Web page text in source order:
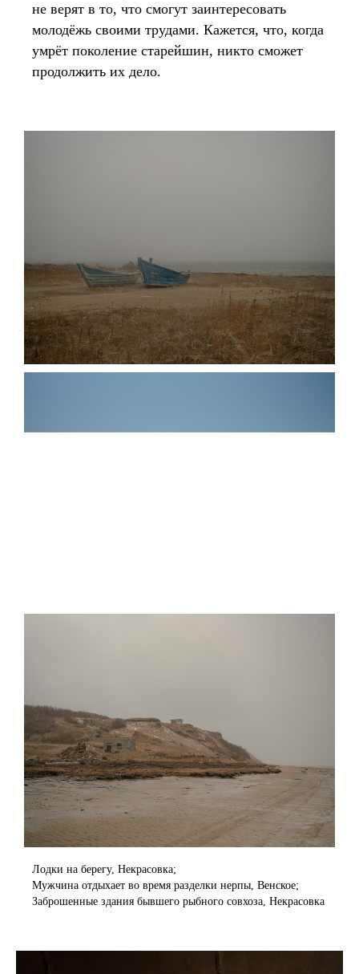
не верят в то, что смогут заинтересовать
молодёжь своими трудами. Кажется, что, когда
умрёт поколение старейшин, никто сможет
продолжить их дело.
Лодки на берегу, Некрасовка;
Мужчина отдыхает во время разделки нерпы, Венское;
Заброшенные здания бывшего рыбного совхоза, Некрасовка